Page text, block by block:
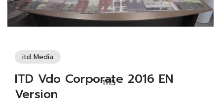
itd Media
1115
ITD Vdo Corporate 2016 EN
Version